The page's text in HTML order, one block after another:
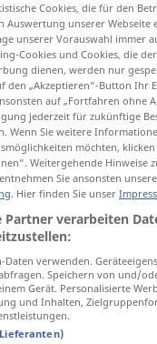
Übersetzungen
Übersetzung anklicken/
für "bashen"
nachsagen,ratschen
lästern,munkeln
Cookies, die für den
Auswertung unserer Webseite
unserer Vorauswahl immer
Cookies und Cookies, die
dienen, werden nur
den „Akzeptieren“-Button Ihr
auf „Fortfahren ohne
jederzeit für zukünftige
Wenn Sie weitere
möchten,
Weitergehende Hinweise
Sie ansonsten
. Hier finden Sie unser
Partner verarbeiten
Daten verwenden.
Speichern von und/
Gerät. Personalisierte
und Inhalten,